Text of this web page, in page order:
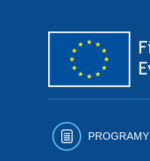
PROGRAMY